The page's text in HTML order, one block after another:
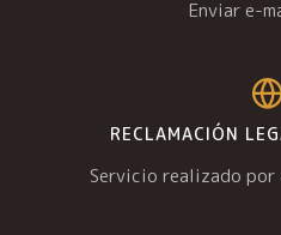
Enviar e-
RECLAMACIÓN
Servicio realizado